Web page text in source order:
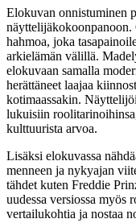
Elokuvan onnistuminen
näyttelijäkokoonpanoon.
hahmoa, joka
arkielämän välillä.
elokuvaan samalla
herättäneet laajaa
kotimaassakin.
lukuisiin
kulttuurista arvoa.
Lisäksi elokuvassa
menneen ja nykyajan
tähdet kuten Freddie
uudessa versiossa myös
vertailukohtia ja nostaa